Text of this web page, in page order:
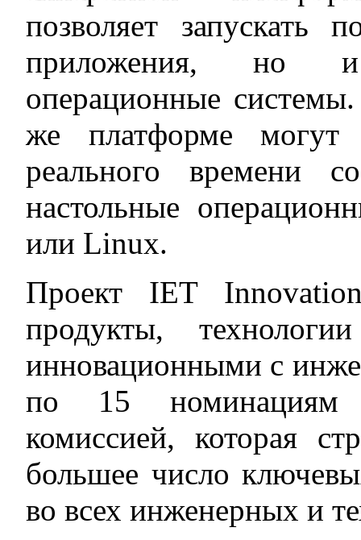
позволяет запускать
приложения, но и
операционные
же платформе могут
реального времени
настольные
или Linux.
Проект IET
продукты,
инновационными с
по 15 номинациям
комиссией, которая
большее число
во всех инженерных и